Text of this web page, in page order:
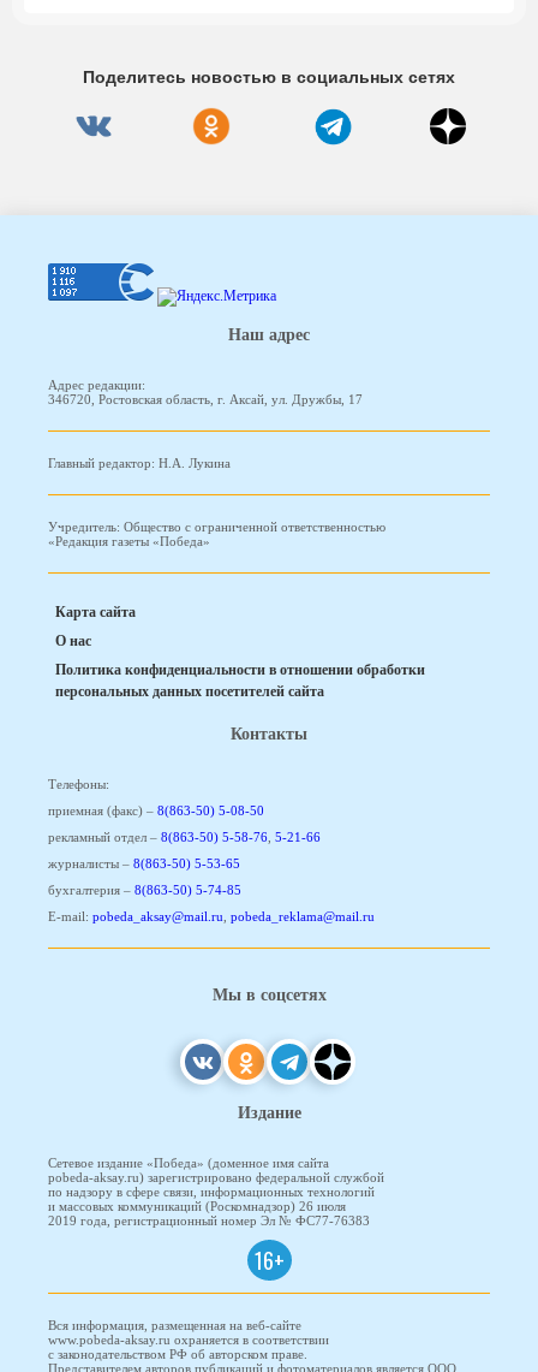
Поделитесь новостью в социальных сетях
Наш адрес
Адрес редакции:
346720, Ростовская область, г. Аксай, ул. Дружбы, 17
Главный редактор: Н.А. Лукина
Учредитель: Общество с ограниченной ответственностью
«Редакция газеты «Победа»
Карта сайта
О нас
Политика конфиденциальности в отношении обработки
персональных данных посетителей сайта
Контакты
Телефоны:
приемная (факс) – 8(863-50) 5-08-50
рекламный отдел – 8(863-50) 5-58-76, 5-21-66
журналисты – 8(863-50) 5-53-65
бухгалтерия – 8(863-50) 5-74-85
E-mail: pobeda_aksay@mail.ru, pobeda_reklama@mail.ru
Мы в соцсетях
Издание
Сетевое издание «Победа» (доменное имя сайта
pobeda-aksay.ru) зарегистрировано федеральной службой
по надзору в сфере связи, информационных технологий
и массовых коммуникаций (Роскомнадзор) 26 июля
2019 года, регистрационный номер Эл № ФС77-76383
16+
Вся информация, размещенная на веб-сайте
www.pobeda-aksay.ru охраняется в соответствии
с законодательством РФ об авторском праве.
Представителем авторов публикаций и фотоматериалов является ООО